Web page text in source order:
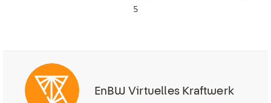
5
EnBW Virtuelles Kraftwerk